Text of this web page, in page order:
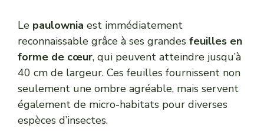
Le paulownia est immédiatement
reconnaissable grâce à ses grandes feuilles en
forme de cœur, qui peuvent atteindre jusqu’à
40 cm de largeur. Ces feuilles fournissent non
seulement une ombre agréable, mais servent
également de micro-habitats pour diverses
espèces d’insectes.